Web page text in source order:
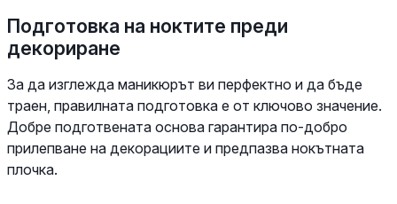
Подготовка на ноктите преди
декориране
За да изглежда маникюрът ви перфектно и да бъде
траен, правилната подготовка е от ключово значение.
Добре подготвената основа гарантира по-добро
прилепване на декорациите и предпазва нокътната
плочка.